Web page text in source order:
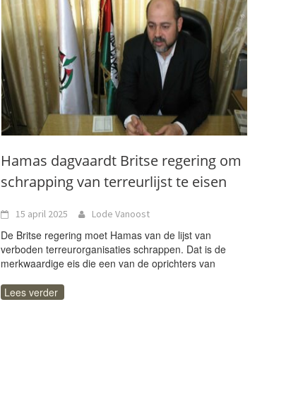
Hamas dagvaardt Britse regering om
schrapping van terreurlijst te eisen
15 april 2025 Lode Vanoost
De Britse regering moet Hamas van de lijst van
verboden terreurorganisaties schrappen. Dat is de
merkwaardige eis die een van de oprichters van
Lees verder